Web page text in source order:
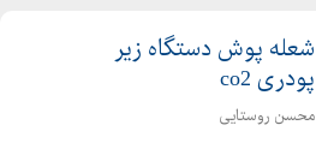
شعله پوش دستگاه زیر
پودری co2
محسن روستایی